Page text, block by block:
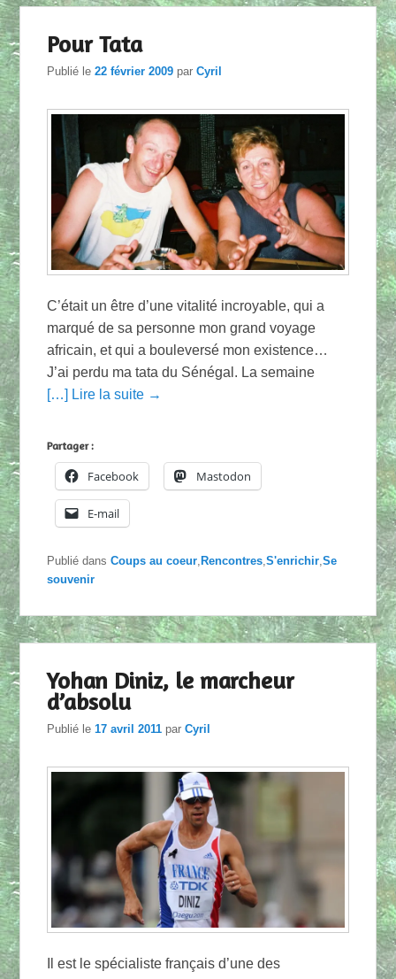
Pour Tata
Publié le22 février 2009 parCyril
C’était un être d’une vitalité incroyable, qui a
marqué de sa personne mon grand voyage
africain, et qui a bouleversé mon existence…
J’ai perdu ma tata du Sénégal. La semaine
[…] Lire la suite →
Partager :
Facebook Mastodon
E-mail
Publié dans Coups au coeur, Rencontres,S'enrichir,Se
souvenir
Yohan Diniz, le marcheur
d’absolu
Publié le17 avril 2011 parCyril
Il est le spécialiste français d’une des